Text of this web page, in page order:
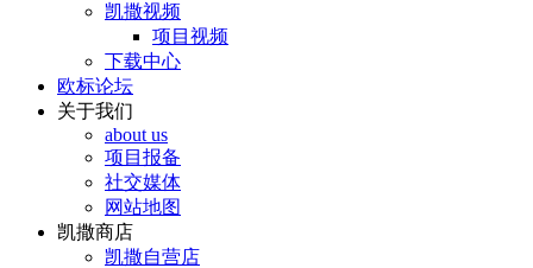
凯撒视频
项目视频
下载中心
欧标论坛
关于我们
about us
项目报备
社交媒体
网站地图
凯撒商店
凯撒自营店